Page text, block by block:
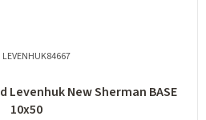
New Sherman BASE
10x50
LEVENHUK84667